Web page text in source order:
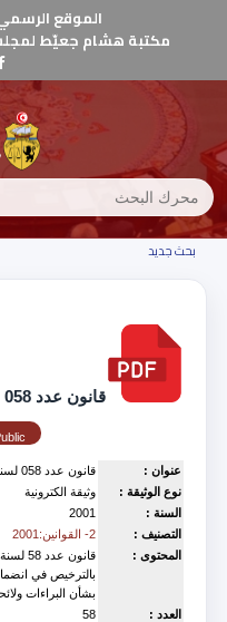
الموقع
مكتبة هشام جعيّط
بحث جديد
قانون عدد 058 لسنة 2001
عنوان :
قانون عدد 058 لسنة 2001
نوع الوثيقة :
وثيقة الكترونية
السنة :
2001
التصنيف :
2- القوانين:2001
المحتوى :
بالترخيص في
بشأن البراءات
العدد :
58